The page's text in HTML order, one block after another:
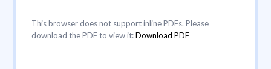
This browser does not support inline PDFs. Please
download the PDF to view it:Download PDF